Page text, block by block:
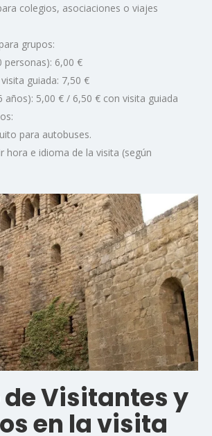
colegios, asociaciones o viajes
grupos:
personas): 6,00 €
guiada: 7,50 €
años): 5,00 € / 6,50 € con visita guiada
para autobuses.
hora e idioma de la visita (según
Visitantes y
en la visita